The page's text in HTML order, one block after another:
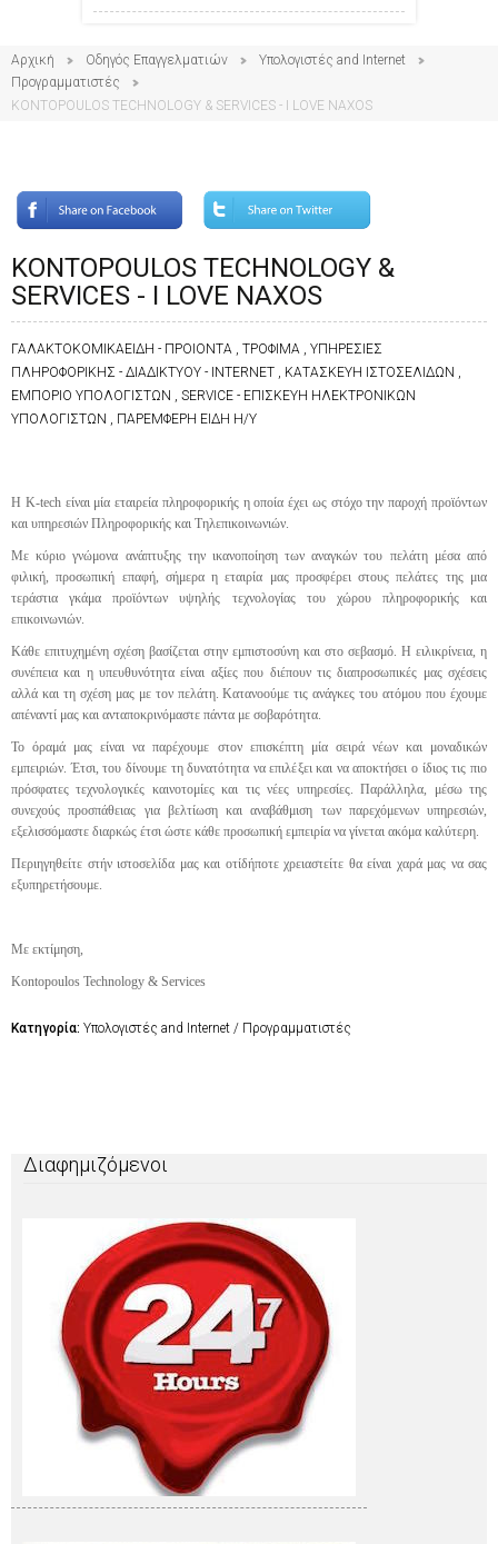
Αρχική Οδηγός Επαγγελματιών
Υπολογιστές and Internet
Προγραμματιστές
KONTOPOULOS TECHNOLOGY & SERVICES - I LOVE NAXOS
KONTOPOULOS TECHNOLOGY &
SERVICES - I LOVE NAXOS
ΓΑΛΑΚΤΟΚΟΜΙΚΑΕΙΔΗ - ΠΡΟΙΟΝΤΑ , ΤΡΟΦΙΜΑ , ΥΠΗΡΕΣΙΕΣ
ΠΛΗΡΟΦΟΡΙΚΗΣ - ΔΙΑΔΙΚΤΥΟΥ - INTERNET , ΚΑΤΑΣΚΕΥΗ ΙΣΤΟΣΕΛΙΔΩΝ ,
ΕΜΠΟΡΙΟ ΥΠΟΛΟΓΙΣΤΩΝ , SERVICE - ΕΠΙΣΚΕΥΗ ΗΛΕΚΤΡΟΝΙΚΩΝ
ΥΠΟΛΟΓΙΣΤΩΝ , ΠΑΡΕΜΦΕΡΗ ΕΙΔΗ Η/Υ
Η K-techείναι μία εταιρεία πληροφορικής η οποία έχει ως στόχο την παροχή προϊόντων
και υπηρεσιών Πληροφορικής και Τηλεπικοινωνιών.
Με κύριο γνώμονα ανάπτυξης την ικανοποίηση των αναγκών του πελάτη μέσα από
φιλική, προσωπική επαφή, σήμερα η εταιρία μας προσφέρει στους πελάτες της μια
τεράστια γκάμα προϊόντων υψηλής τεχνολογίας του χώρου πληροφορικής και
επικοινωνιών.
Κάθε επιτυχημένη σχέση βασίζεται στην εμπιστοσύνη και στο σεβασμό. Η ειλικρίνεια, η
συνέπεια και η υπευθυνότητα είναι αξίες που διέπουν τις διαπροσωπικές μας σχέσεις
αλλά και τη σχέση μας με τον πελάτη. Κατανοούμε τις ανάγκες του ατόμου που έχουμε
απέναντί μας και ανταποκρινόμαστε πάντα με σοβαρότητα.
Το όραμά μας είναι να παρέχουμε στον επισκέπτη μία σειρά νέων και μοναδικών
εμπειριών. Έτσι, του δίνουμε τη δυνατότητα να επιλέξει και να αποκτήσει ο ίδιος τις πιο
πρόσφατες τεχνολογικές καινοτομίες και τις νέες υπηρεσίες. Παράλληλα, μέσω της
συνεχούς προσπάθειας για βελτίωση και αναβάθμιση των παρεχόμενων υπηρεσιών,
εξελισσόμαστε διαρκώς έτσι ώστε κάθε προσωπική εμπειρία να γίνεται ακόμα καλύτερη.
Περιηγηθείτε στήν ιστοσελίδα μας και οτίδήποτε χρειαστείτε θα είναι χαρά μας να σας
εξυπηρετήσουμε.
Με εκτίμηση,
Kontopoulos Technology & Services
Κατηγορία: Υπολογιστές and Internet / Προγραμματιστές
Διαφημιζόμενοι